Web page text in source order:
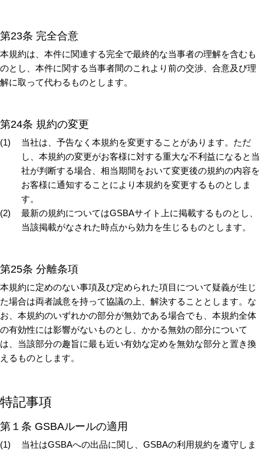
第23条 完全合意
本規約は、本件に関連する完全で最終的な当事者の理解を含むも
のとし、本件に関する当事者間のこれより前の交渉、合意及び理
解に取って代わるものとします。
第24条 規約の変更
当社は、予告なく本規約を変更することがあります。ただ
し、本規約の変更がお客様に対する重大な不利益になると当
社が判断する場合、相当期間をおいて変更後の規約の内容を
お客様に通知することにより本規約を変更するものとしま
す。
最新の規約についてはGSBAサイト上に掲載するものとし、
当該掲載がなされた時点から効力を生じるものとします。
第25条 分離条項
本規約に定めのない事項及び定められた項目について疑義が生じ
た場合は両者誠意を持って協議の上、解決することとします。な
お、本規約のいずれかの部分が無効である場合でも、本規約全体
の有効性には影響がないものとし、かかる無効の部分について
は、当該部分の趣旨に最も近い有効な定めを無効な部分と置き換
えるものとします。
特記事項
第１条 GSBAルールの適用
当社はGSBAへの出品に関し、GSBAの利用規約を遵守しま